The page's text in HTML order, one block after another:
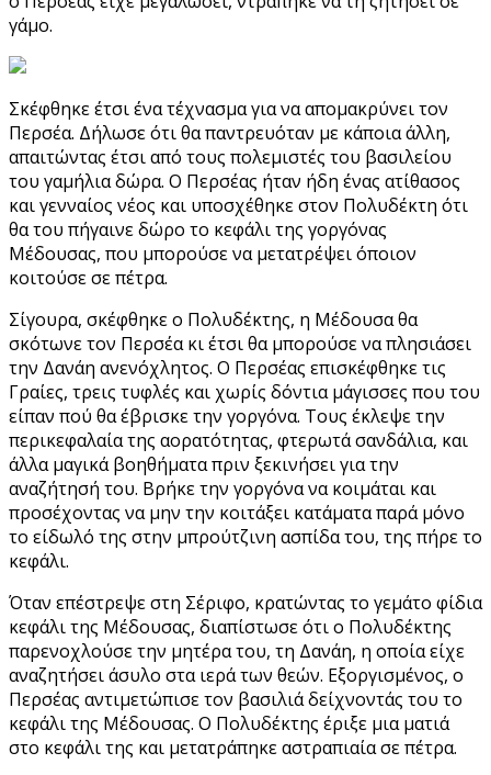
γάμο.
Σκέφθηκε έτσι ένα τέχνασμα για να απομακρύνει τον
Περσέα. Δήλωσε ότι θα παντρευόταν με κάποια άλλη,
απαιτώντας έτσι από τους πολεμιστές του βασιλείου
του γαμήλια δώρα. Ο Περσέας ήταν ήδη ένας ατίθασος
και γενναίος νέος και υποσχέθηκε στον Πολυδέκτη ότι
θα του πήγαινε δώρο το κεφάλι της γοργόνας
Μέδουσας, που μπορούσε να μετατρέψει όποιον
κοιτούσε σε πέτρα.
Σίγουρα, σκέφθηκε ο Πολυδέκτης, η Μέδουσα θα
σκότωνε τον Περσέα κι έτσι θα μπορούσε να πλησιάσει
την Δανάη ανενόχλητος. Ο Περσέας επισκέφθηκε τις
Γραίες, τρεις τυφλές και χωρίς δόντια μάγισσες που του
είπαν πού θα έβρισκε την γοργόνα. Τους έκλεψε την
περικεφαλαία της αορατότητας, φτερωτά σανδάλια, και
άλλα μαγικά βοηθήματα πριν ξεκινήσει για την
αναζήτησή του. Βρήκε την γοργόνα να κοιμάται και
προσέχοντας να μην την κοιτάξει κατάματα παρά μόνο
το είδωλό της στην μπρούτζινη ασπίδα του, της πήρε το
κεφάλι.
Όταν επέστρεψε στη Σέριφο, κρατώντας το γεμάτο φίδια
κεφάλι της Μέδουσας, διαπίστωσε ότι ο Πολυδέκτης
παρενοχλούσε την μητέρα του, τη Δανάη, η οποία είχε
αναζητήσει άσυλο στα ιερά των θεών. Εξοργισμένος, ο
Περσέας αντιμετώπισε τον βασιλιά δείχνοντάς του το
κεφάλι της Μέδουσας. Ο Πολυδέκτης έριξε μια ματιά
στο κεφάλι της και μετατράπηκε αστραπιαία σε πέτρα.